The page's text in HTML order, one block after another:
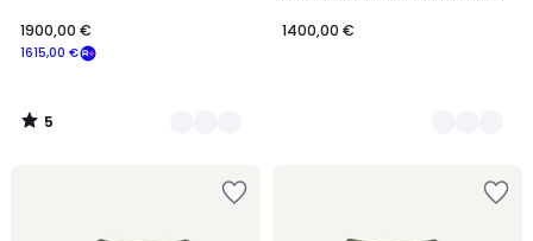
1615,00 €
1900,00 €
5
/
1400,00 €